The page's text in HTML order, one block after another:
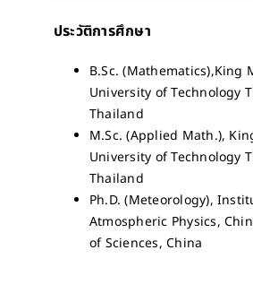
ประวัติการศึกษา
B.Sc. (Mathematics),King
University of Technology
Thailand
M.Sc. (Applied Math.),
University of Technology
Thailand
Ph.D. (Meteorology),
Atmospheric Physics,
of Sciences, China